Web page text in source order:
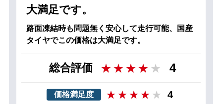
大満足です。
路面凍結時も問題無く安心して走行可能、国産
タイヤでこの価格は大満足です。
総合評価 4
価格満足度 4